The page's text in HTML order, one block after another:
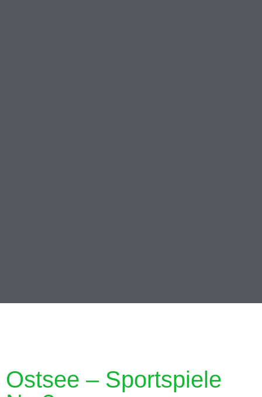
Ostsee – Sportspiele